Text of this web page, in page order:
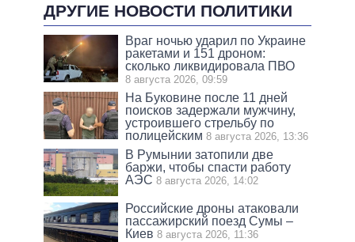
ДРУГИЕ НОВОСТИ ПОЛИТИКИ
Враг ночью ударил по Украине
ракетами и 151 дроном:
сколько ликвидировала ПВО
8 августа 2026, 09:59
На Буковине после 11 дней
поисков задержали мужчину,
устроившего стрельбу по
полицейским 8 августа 2026, 13:36
В Румынии затопили две
баржи, чтобы спасти работу
АЭС 8 августа 2026, 14:02
Российские дроны атаковали
пассажирский поезд Сумы –
Киев 8 августа 2026, 11:36